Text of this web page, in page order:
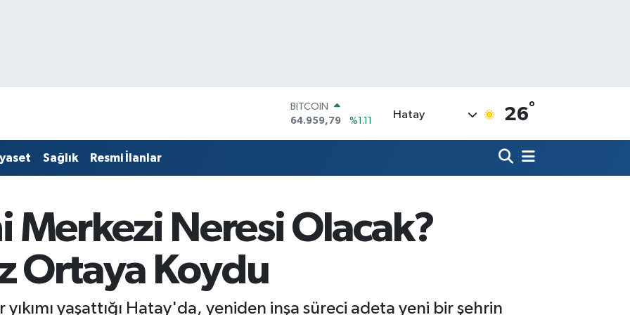
DOLAR
47,7436
%0.18
64,4811
%0.38
BİST100
13.779
%-14
Hatay 26°
Sağlık Resmi İlanlar
Merkezi Neresi Olacak?
Ortaya Koydu
yaşattığı Hatay'da, yeniden inşa süreci adeta yeni bir şehrin